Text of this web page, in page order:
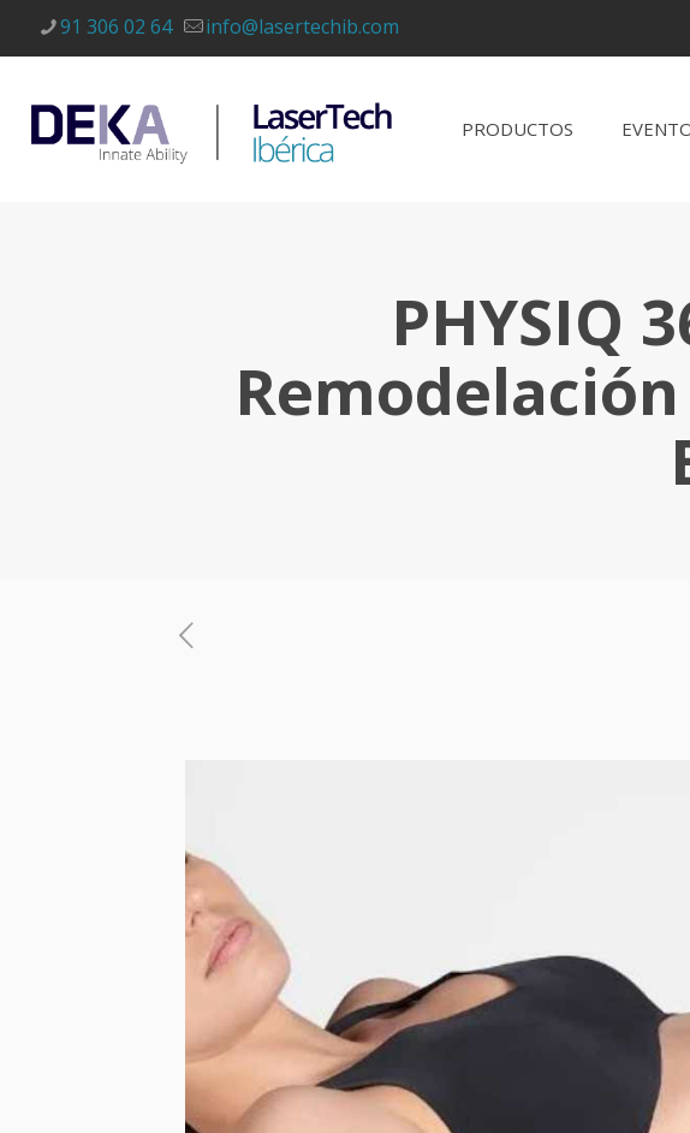
91 306 02 64 info@lasertechib.com
PRODUCTOS
PHYSIQ